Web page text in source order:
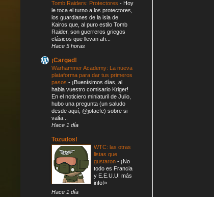
Tomb Raiders: Protectores - Hoy
le toca el turno a los protectores,
los guardianes de la isla de
Kairos que, al puro estilo Tomb
Raider, son guerreros griegos
clásicos que llevan ah...
Hace 5 horas
¡Cargad!
Warhammer Academy: La nueva
plataforma para dar tus primeros
pasos - ¡Buenísimos días, al
habla vuestro comisario Kriger!
En el noticiero miniaturil de Julio,
hubo una pregunta (un saludo
desde aquí, @jotaefe) sobre si
valía...
Hace 1 día
Tozudos!
WTC: las otras
listas que
gustaron - ¡No
todo es Francia
y E.E.U.U! más
info!»
Hace 1 día